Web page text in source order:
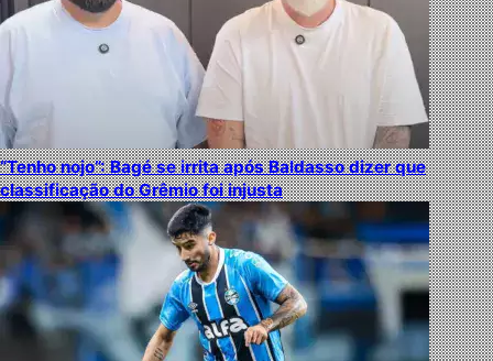
“Tenho nojo”: Bagé se irrita após Baldasso dizer que
classificação do Grêmio foi injusta